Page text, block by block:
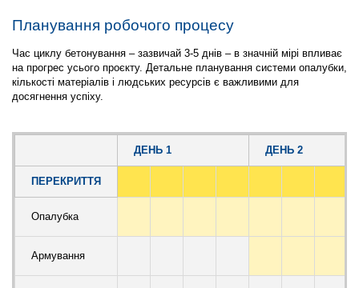
Планування робочого процесу
Час циклу бетонування – зазвичай 3-5 днів – в значній мірі впливає
на прогрес усього проєкту. Детальне планування системи опалубки,
кількості матеріалів і людських ресурсів є важливими для
досягнення успіху.
ДЕНЬ 1 ДЕНЬ 2
ПЕРЕКРИТТЯ
Опалубка
Армування